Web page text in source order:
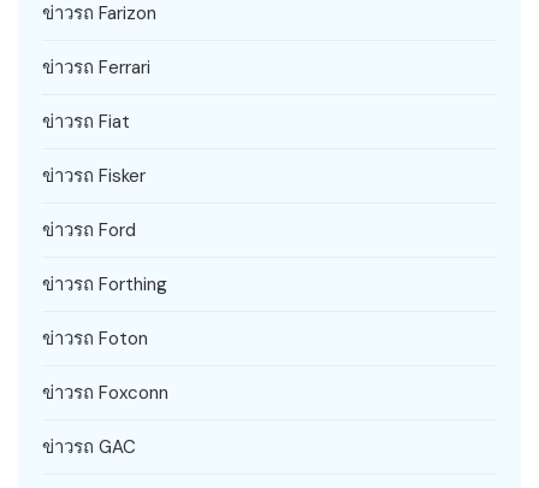
ข่าวรถ Farizon
ข่าวรถ Ferrari
ข่าวรถ Fiat
ข่าวรถ Fisker
ข่าวรถ Ford
ข่าวรถ Forthing
ข่าวรถ Foton
ข่าวรถ Foxconn
ข่าวรถ GAC